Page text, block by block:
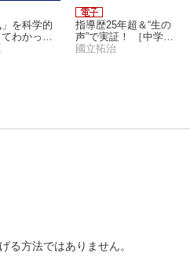
」を科学的
わかった
が勉強に
指導歴25年超＆“生の
声”で実証！ ［中学
生］成績トップの子
國立拓治
る方法ではありません。